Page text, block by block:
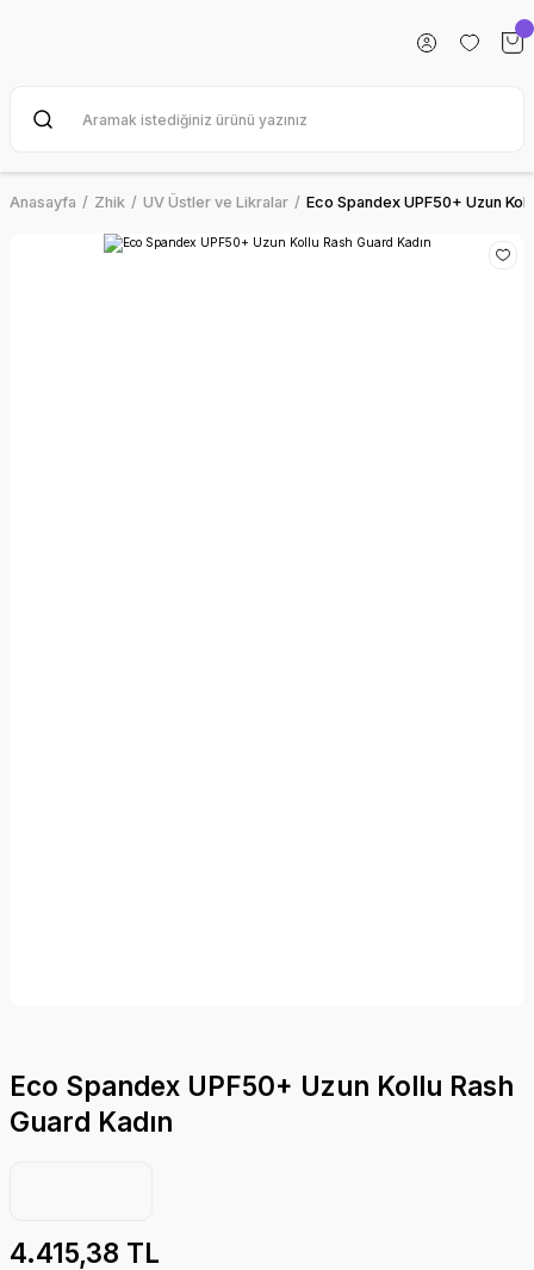
Anasayfa Zhik UV Üstler ve Likralar Eco Spandex UPF50+ Uzun
Eco Spandex UPF50+ Uzun Kollu Rash
Guard Kadın
4.415,38 TL